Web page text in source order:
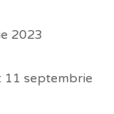
2023
11 septembrie